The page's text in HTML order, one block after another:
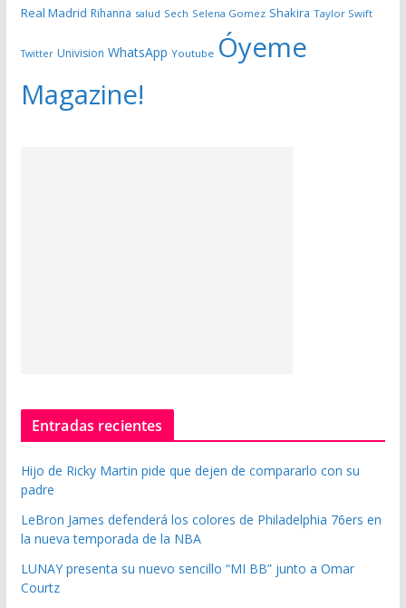
Real Madrid Rihanna salud Sech Selena Gomez Shakira Taylor Swift
Twitter Univision WhatsApp Youtube Óyeme
Magazine!
Entradas recientes
Hijo de Ricky Martin pide que dejen de compararlo con su
padre
LeBron James defenderá los colores de Philadelphia 76ers en
la nueva temporada de la NBA
LUNAY presenta su nuevo sencillo “MI BB” junto a Omar
Courtz